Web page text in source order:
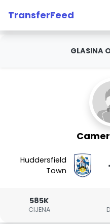
TransferFeed
GLASINA
Huddersfield
Town
585K
CIJENA